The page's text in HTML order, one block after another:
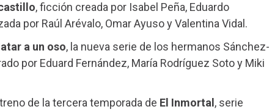
, ficción creada por Isabel Peña, Eduardo
por Raúl Arévalo, Omar Ayuso y Valentina Vidal.
a un oso, la nueva serie de los hermanos Sánchez-
por Eduard Fernández, María Rodríguez Soto y Miki
de la tercera temporada de El Inmortal , serie